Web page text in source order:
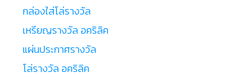
กล่องใส่โล่รางวัล
เหรียญรางวัล อคริลิค
แผ่นประกาศรางวัล
โล่รางวัล อคริลิค